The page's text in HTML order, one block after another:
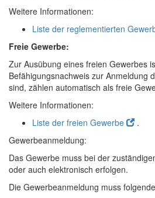
Weitere Informationen:
Liste der reglementierten
Freie Gewerbe:
Zur Ausübung eines freien Gewerbes
Befähigungsnachweis zur Anmeldung
sind, zählen automatisch als freie
Weitere Informationen:
Liste der freien Gewerbe
.
Gewerbeanmeldung:
Das Gewerbe muss bei der
oder auch elektronisch erfolgen.
Die Gewerbeanmeldung muss